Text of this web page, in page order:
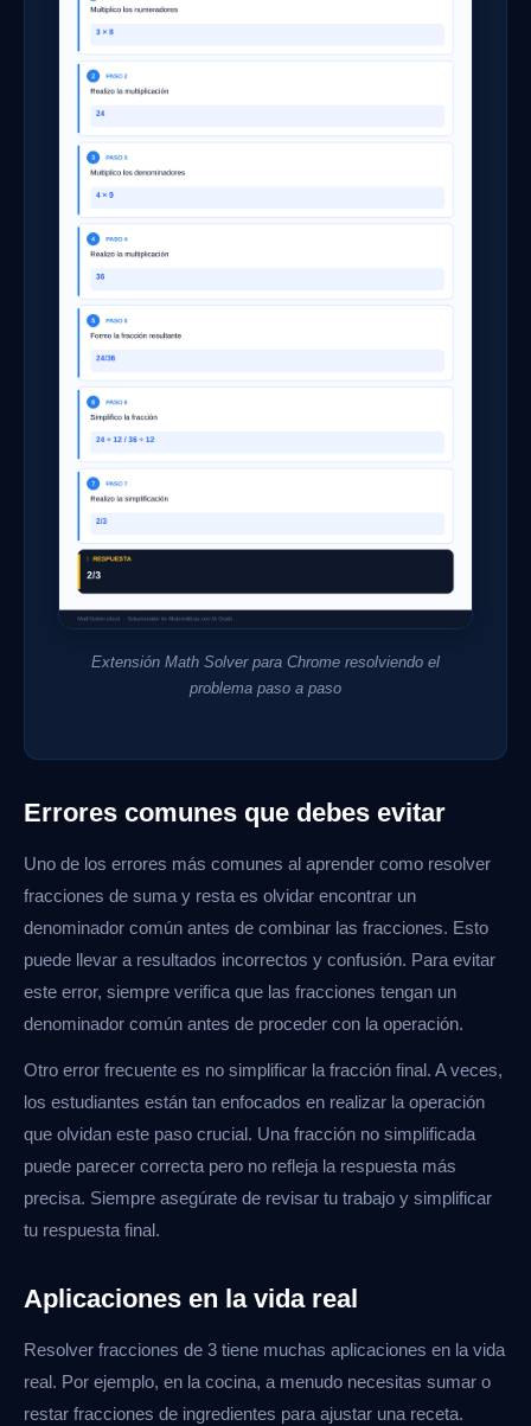
Extensión Math Solver para Chrome resolviendo el
problema paso a paso
Errores comunes que debes evitar
Uno de los errores más comunes al aprender como resolver
fracciones de suma y resta es olvidar encontrar un
denominador común antes de combinar las fracciones. Esto
puede llevar a resultados incorrectos y confusión. Para evitar
este error, siempre verifica que las fracciones tengan un
denominador común antes de proceder con la operación.
Otro error frecuente es no simplificar la fracción final. A veces,
los estudiantes están tan enfocados en realizar la operación
que olvidan este paso crucial. Una fracción no simplificada
puede parecer correcta pero no refleja la respuesta más
precisa. Siempre asegúrate de revisar tu trabajo y simplificar
tu respuesta final.
Aplicaciones en la vida real
Resolver fracciones de 3 tiene muchas aplicaciones en la vida
real. Por ejemplo, en la cocina, a menudo necesitas sumar o
restar fracciones de ingredientes para ajustar una receta.